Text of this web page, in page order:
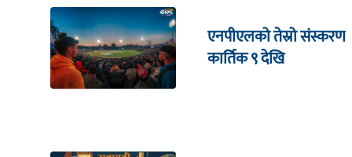
एनपीएलको तेस्रो संस्करण
कार्तिक ९ देखि